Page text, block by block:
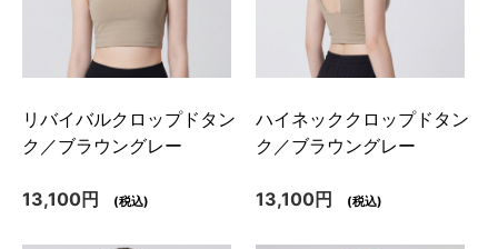
リバイバルクロップドタン
ク／ブラウングレー
13,100円 (税込)
ハイネッククロップドタン
ク／ブラウングレー
13,100円 (税込)